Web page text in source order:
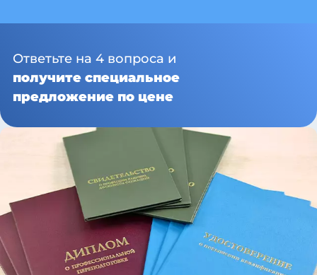
Ответьте на 4 вопроса и
получите специальное
предложение по цене